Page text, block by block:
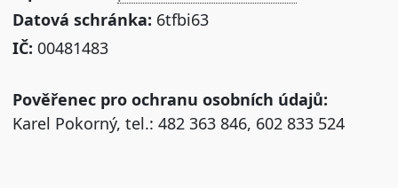
Datová schránka: 6tfbi63
IČ: 00481483
Pověřenec pro ochranu osobních údajů:
Karel Pokorný, tel.: 482 363 846, 602 833 524